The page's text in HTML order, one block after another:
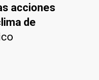
acciones
de